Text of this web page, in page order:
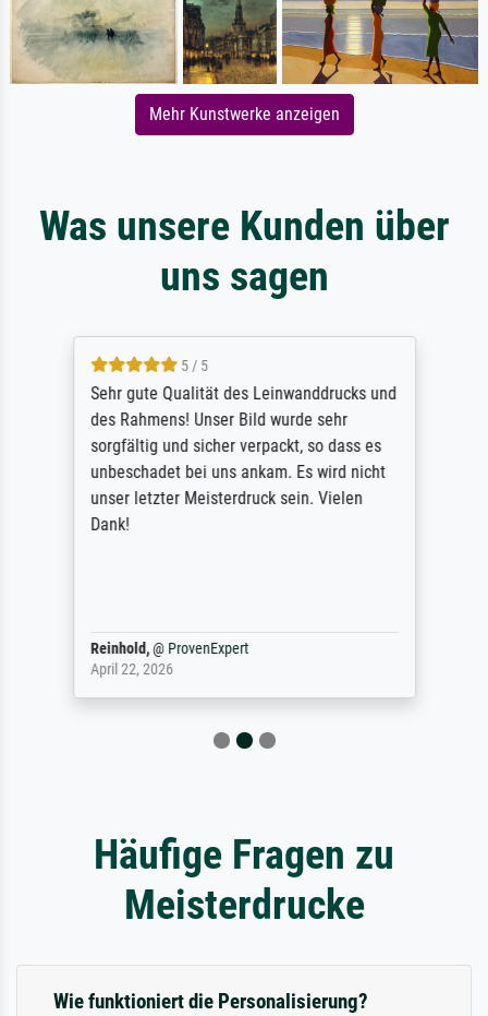
Mehr Kunstwerke anzeigen
Was unsere Kunden über
uns sagen
5 / 5
Sehr gute Qualität des Leinwanddrucks und
des Rahmens! Unser Bild wurde sehr
sorgfältig und sicher verpackt, so dass es
unbeschadet bei uns ankam. Es wird nicht
unser letzter Meisterdruck sein. Vielen
Dank!
Reinhold,@ ProvenExpert
April 22, 2026
Häufige Fragen zu
Meisterdrucke
Wie funktioniert die Personalisierung?